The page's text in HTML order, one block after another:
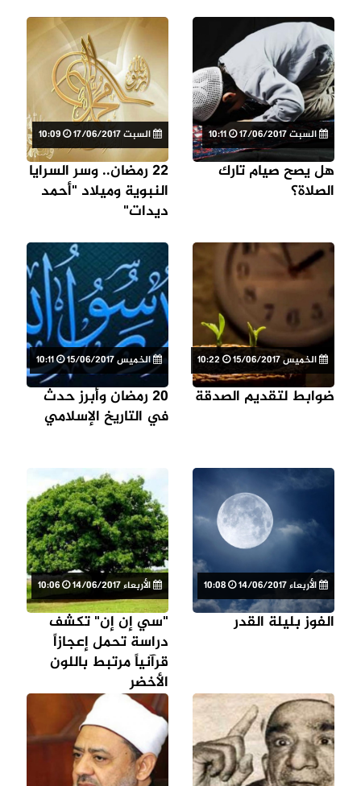
السبت 17/06/2017 10:11
هل يصح صيام تارك
الصلاة؟
السبت 17/06/2017
22 رمضان.. وسر السرايا
النبوية وميلاد "أحمد
ديدات"
الخميس 15/06/2017
ضوابط لتقديم الصدقة
الخميس 15/06/2017 10:11
20 رمضان وأبرز حدث
في التاريخ الإسلامي
الأربعاء 14/06/2017
الفوز بليلة القدر
الأربعاء 14/06/2017
"سي إن إن" تكشف
دراسة تحمل إعجازاً
قرآنياً مرتبط باللون
الأخضر